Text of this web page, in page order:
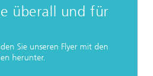
überall und für
Sie unseren Flyer mit den
herunter.